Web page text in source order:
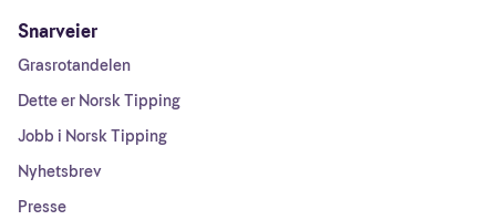
Snarveier
Grasrotandelen
Dette er Norsk Tipping
Jobb i Norsk Tipping
Nyhetsbrev
Presse